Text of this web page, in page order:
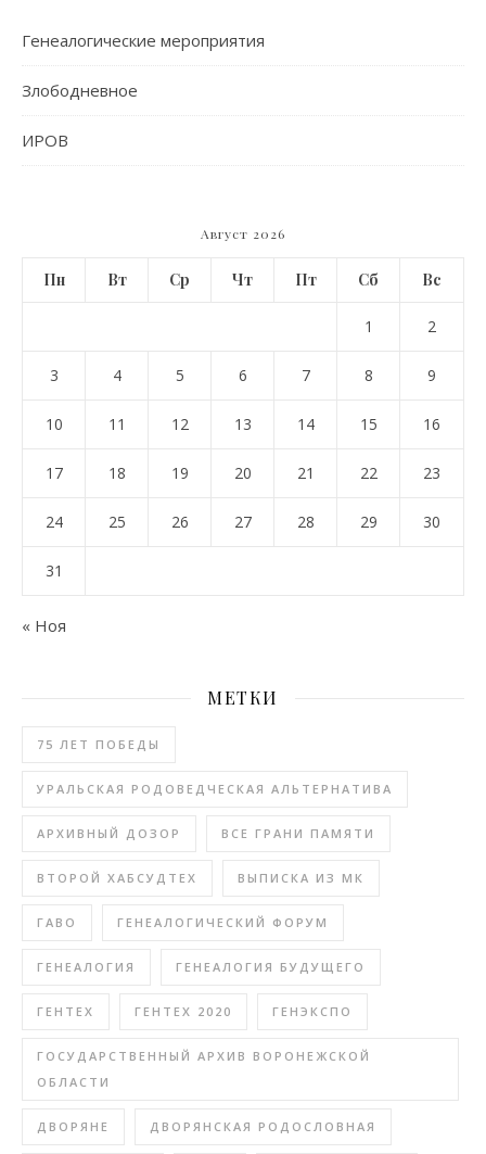
Генеалогические мероприятия
Злободневное
ИРОВ
Август 2026
Пн Вт Ср Чт Пт Сб Вс
1 2
3 4 5 6 7 8 9
10 11 12 13 14 15 16
17 18 19 20 21 22 23
24 25 26 27 28 29 30
31
« Ноя
МЕТКИ
75 ЛЕТ ПОБЕДЫ
УРАЛЬСКАЯ РОДОВЕДЧЕСКАЯ АЛЬТЕРНАТИВА
АРХИВНЫЙ ДОЗОР ВСЕ ГРАНИ ПАМЯТИ
ВТОРОЙ ХАБСУДТЕХ ВЫПИСКА ИЗ МК
ГАВО ГЕНЕАЛОГИЧЕСКИЙ ФОРУМ
ГЕНЕАЛОГИЯ ГЕНЕАЛОГИЯ БУДУЩЕГО
ГЕНТЕХ ГЕНТЕХ 2020 ГЕНЭКСПО
ГОСУДАРСТВЕННЫЙ АРХИВ ВОРОНЕЖСКОЙ
ОБЛАСТИ
ДВОРЯНЕ ДВОРЯНСКАЯ РОДОСЛОВНАЯ